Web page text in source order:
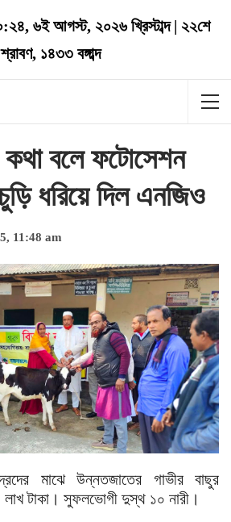
, ৬ই আগস্ট, ২০২৬ খ্রিস্টাব্দ| ২২শে
শ্রাবণ, ১৪৩৩ বঙ্গাব্দ
কথা বলে ফটোসেশন
ধরিয়ে দিল এনজিও
11:48 am
মাঝে উন্নতজাতের গাভীর বাছুর
লাখ টাকা। সুফলভোগী দুস্থ ১০ নারী।